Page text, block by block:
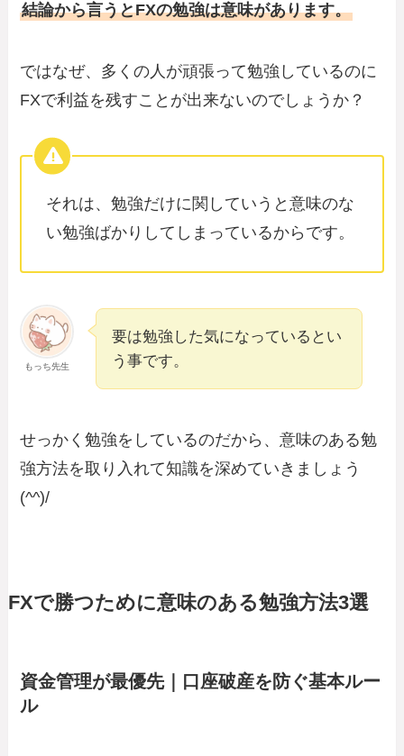
結論から言うとFXの勉強は意味があります。
ではなぜ、多くの人が頑張って勉強しているのに
FXで利益を残すことが出来ないのでしょうか？
それは、勉強だけに関していうと意味のな
い勉強ばかりしてしまっているからです。
もっち先生
要は勉強した気になっているとい
う事です。
せっかく勉強をしているのだから、意味のある勉
強方法を取り入れて知識を深めていきましょう
(^^)/
FXで勝つために意味のある勉強方法3選
資金管理が最優先｜口座破産を防ぐ基本ルー
ル